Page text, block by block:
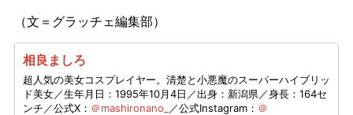
（文＝グラッチェ編集部）
相良ましろ
超人気の美女コスプレイヤー。清楚と小悪魔のスーパーハイブリッ
ド美女／生年月日：1995年10月4日／出身：新潟県／身長：164セ
ンチ／公式X： ＠mashironano_ ／公式Instagram： ＠